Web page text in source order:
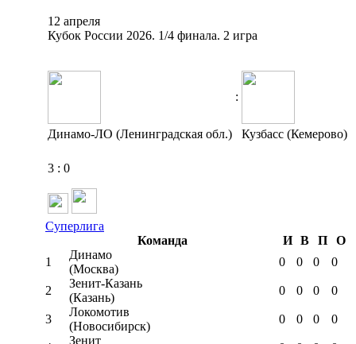
12 апреля
Кубок России 2026. 1/4 финала. 2 игра
:
Динамо-ЛО (Ленинградская обл.) Кузбасс (Кемерово)
3 : 0
Суперлига
Команда
И В П
О
1
Динамо
(Москва)
0 0 0 0
2
Зенит-Казань
(Казань)
0 0 0 0
3
Локомотив
(Новосибирск)
0 0 0 0
Зенит